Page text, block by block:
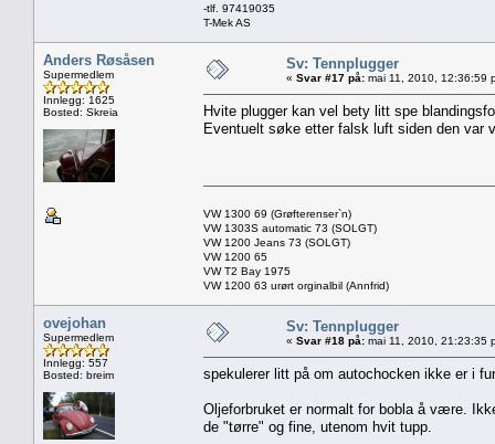
-tlf. 97419035
T-Mek AS
Anders Røsåsen
Supermedlem
Innlegg: 1625
Bosted: Skreia
Sv: Tennplugger
« Svar #17 på: mai 11, 2010, 12:36:59
Hvite plugger kan vel bety litt spe
Eventuelt søke etter falsk luft siden den var
VW 1300 69 (Grøfterenser`n)
VW 1303S automatic 73 (SOLGT)
VW 1200 Jeans 73 (SOLGT)
VW 1200 65
VW T2 Bay 1975
VW 1200 63 urørt orginalbil (Annfrid)
ovejohan
Supermedlem
Innlegg: 557
Bosted: breim
Sv: Tennplugger
« Svar #18 på: mai 11, 2010, 21:23:35
spekulerer litt på om autochocken ikke er i
Oljeforbruket er normalt for bobla å være.
de "tørre" og fine, utenom hvit tupp.